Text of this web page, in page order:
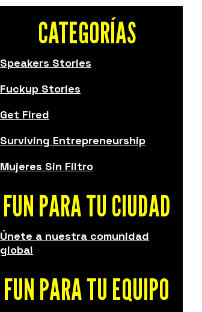
CATEGORÍAS
Speakers Stories
Fuckup Stories
Get Fired
Surviving Entrepreneurship
Mujeres Sin Filtro
FUN PARA TU CIUDAD
Únete a nuestra comunidad
global
FUN PARA TU EQUIPO